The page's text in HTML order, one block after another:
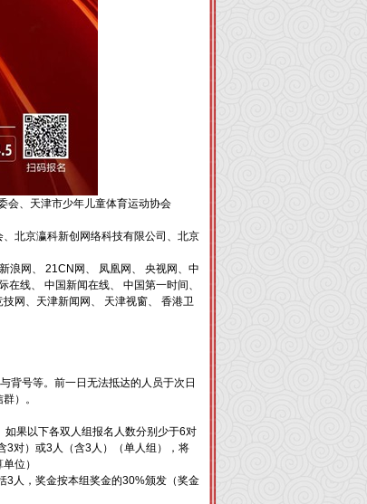
会、天津市少年儿童体育运动协会
北京瀛科新创网络科技有限公司、北京
浪网、 21CN网、 凤凰网、 央视网、中
线、 中国新闻在线、 中国第一时间、
网、天津新闻网、 天津视窗、 香港卫
背号等。前一日无法抵达的人员于次日
）。
果以下各双人组报名人数分别少于6对
3对）或3人（含3人）（单人组），将
位）
3人，奖金按本组奖金的30%颁发（奖金